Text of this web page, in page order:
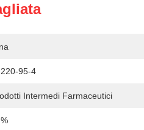
95-4
Intermedi Farmaceutici